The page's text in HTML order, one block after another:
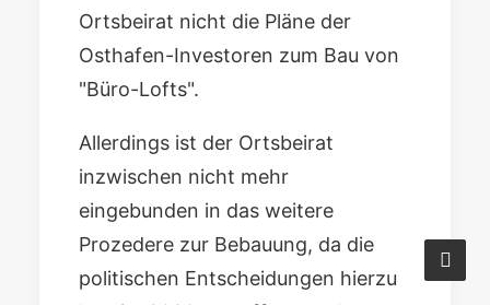
Ortsbeirat nicht die Pläne der
Osthafen-Investoren zum Bau von
"Büro-Lofts".
Allerdings ist der Ortsbeirat
inzwischen nicht mehr
eingebunden in das weitere
Prozedere zur Bebauung, da die
politischen Entscheidungen hierzu